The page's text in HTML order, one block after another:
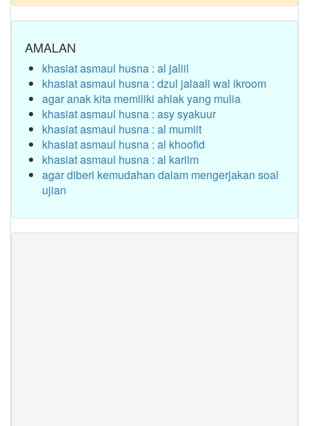
AMALAN
khasiat asmaul husna : al jaliil
khasiat asmaul husna : dzul jalaali wal ikroom
agar anak kita memiliki ahlak yang mulia
khasiat asmaul husna : asy syakuur
khasiat asmaul husna : al mumiit
khasiat asmaul husna : al khoofid
khasiat asmaul husna : al kariim
agar diberi kemudahan dalam mengerjakan soal
ujian